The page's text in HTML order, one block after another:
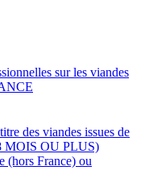
sur les viandes
des viandes issues de
MOIS OU PLUS)
(hors France) ou